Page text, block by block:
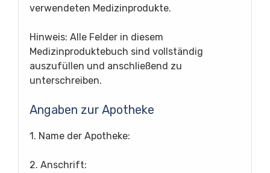
verwendeten Medizinprodukte.
Hinweis: Alle Felder in diesem
Medizinproduktebuch sind vollständig
auszufüllen und anschließend zu
unterschreiben.
Angaben zur Apotheke
1. Name der Apotheke:
2. Anschrift: